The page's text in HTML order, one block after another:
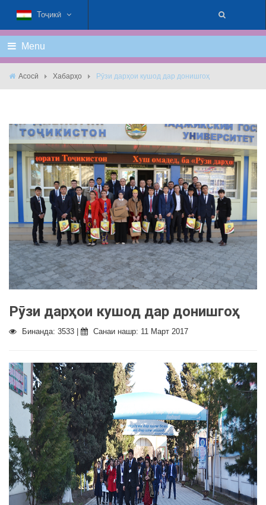
Тоҷикӣ
Menu
Асосӣ Хабарҳо Рȳзи дарҳои кушод дар донишгоҳ
Рȳзи дарҳои кушод дар донишгоҳ
Бинанда: 3533 | Санаи нашр: 11 Март 2017